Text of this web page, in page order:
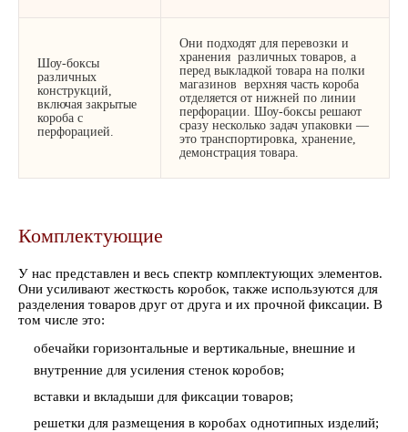
Шоу-боксы
различных
конструкций,
включая закрытые
короба с
перфорацией.
Они подходят для перевозки и
хранения различных товаров, а
перед выкладкой товара на полки
магазинов верхняя часть короба
отделяется от нижней по линии
перфорации. Шоу-боксы решают
сразу несколько задач упаковки —
это транспортировка, хранение,
демонстрация товара.
Комплектующие
У нас представлен и весь спектр комплектующих элементов.
Они усиливают жесткость коробок, также используются для
разделения товаров друг от друга и их прочной фиксации. В
том числе это:
обечайки горизонтальные и вертикальные, внешние и
внутренние для усиления стенок коробов;
вставки и вкладыши для фиксации товаров;
решетки для размещения в коробах однотипных изделий;